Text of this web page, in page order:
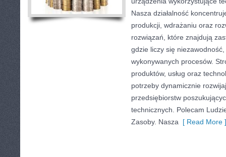
Nasza działalność
produkcji, wdrażaniu oraz
rozwiązań, które znajdują
gdzie liczy się
wykonywanych procesów.
produktów, usług oraz
potrzeby dynamicznie
przedsiębiorstw
technicznych. Polecam
Zasoby. Nasza [ Read More ]